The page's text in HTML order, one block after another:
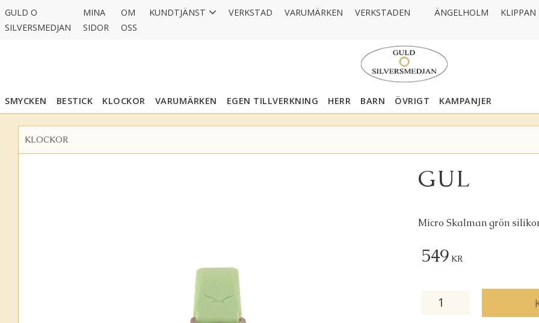
GULD O
SILVERSMEDJAN
MINA
SIDOR
OM
OSS
KUNDTJÄNST VERKSTAD VARUMÄRKEN VERKSTADEN ÄNGELHOLM KLIPPAN
SMYCKEN BESTICK KLOCKOR VARUMÄRKEN EGEN TILLVERKNING HERR BARN ÖVRIGT KAMPANJER
KLOCKOR
GUL
Micro Skalman grön
549KR